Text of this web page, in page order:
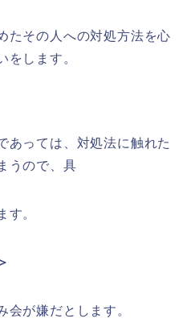
たその人への対処方法を心
をします。
あっては、対処法に触れた
うので、具
す。
会が嫌だとします。